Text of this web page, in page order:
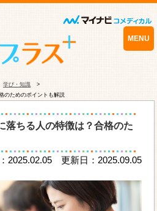
MENU
学び・知識
のためのポイントも解説
落ちる人の特徴は？合格のた
2025.02.05 更新日：2025.09.05